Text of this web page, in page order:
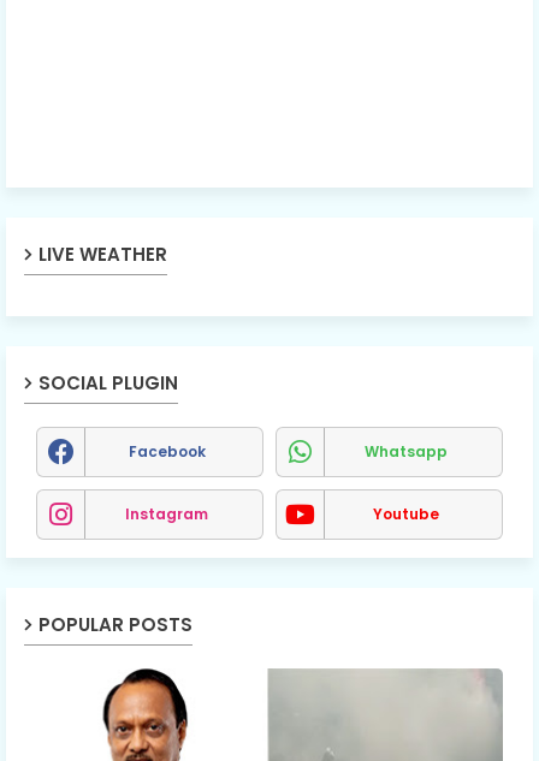
LIVE WEATHER
SOCIAL PLUGIN
Facebook Whatsapp
Instagram Youtube
POPULAR POSTS